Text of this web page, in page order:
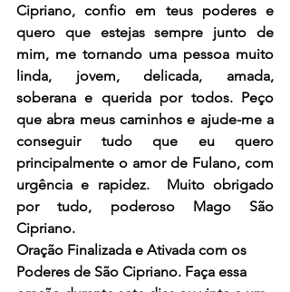
Cipriano, confio em teus poderes e
quero que estejas sempre junto de
mim, me tornando uma pessoa muito
linda, jovem, delicada, amada,
soberana e querida por todos. Peço
que abra meus caminhos e ajude-me a
conseguir tudo que eu quero
principalmente o amor de Fulano, com
urgência e rapidez.  Muito obrigado
por tudo, poderoso Mago São
Cipriano.
Oração Finalizada e Ativada com os
Poderes de São Cipriano. Faça essa